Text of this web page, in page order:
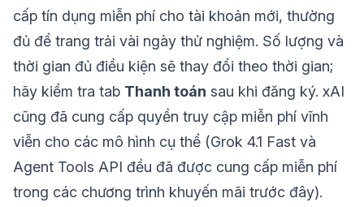
cấp tín dụng miễn phí cho tài khoản mới, thường
đủ để trang trải vài ngày thử nghiệm. Số lượng và
thời gian đủ điều kiện sẽ thay đổi theo thời gian;
hãy kiểm tra tab Thanh toán sau khi đăng ký. xAI
cũng đã cung cấp quyền truy cập miễn phí vĩnh
viễn cho các mô hình cụ thể (Grok 4.1 Fast và
Agent Tools API đều đã được cung cấp miễn phí
trong các chương trình khuyến mãi trước đây).